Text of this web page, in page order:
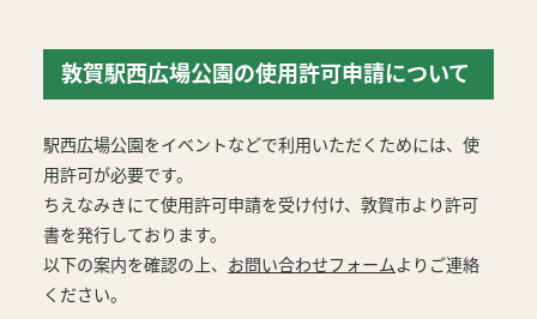
敦賀駅西広場公園の使用許可申請について
駅西広場公園をイベントなどで利用いただくためには、使
用許可が必要です。
ちえなみきにて使用許可申請を受け付け、敦賀市より許可
書を発行しております。
以下の案内を確認の上、 お問い合わせフォームよりご連絡
ください。